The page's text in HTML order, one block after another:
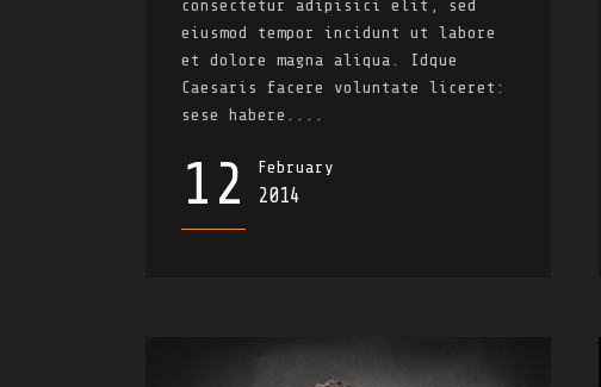
consectetur adipisici elit, sed
eiusmod tempor incidunt ut labore
et dolore magna aliqua. Idque
Caesaris facere voluntate liceret:
sese habere....
12 February
2014